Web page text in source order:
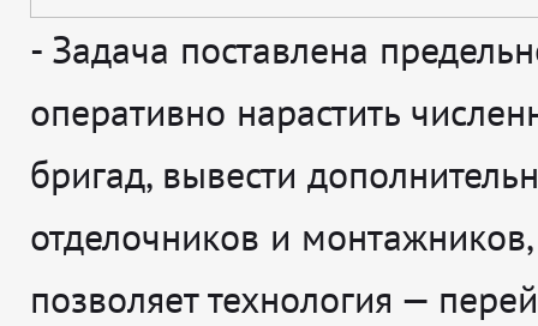
- Задача поставлена
оперативно нарастить
бригад, вывести
отделочников и
позволяет технология —